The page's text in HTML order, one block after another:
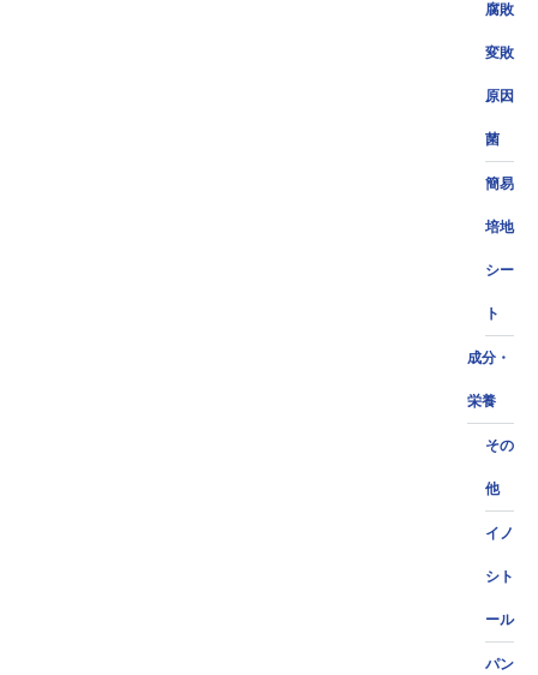
腐敗
変敗
原因
菌
簡易
培地
シー
ト
成分・
栄養
その
他
イノ
シト
ール
パン